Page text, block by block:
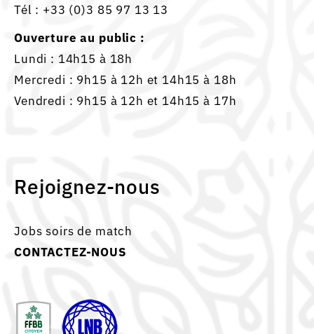
Tél : +33 (0)3 85 97 13 13
Ouverture au public :
Lundi : 14h15 à 18h
Mercredi : 9h15 à 12h et 14h15 à 18h
Vendredi : 9h15 à 12h et 14h15 à 17h
Rejoignez-nous
Jobs soirs de match
CONTACTEZ-NOUS